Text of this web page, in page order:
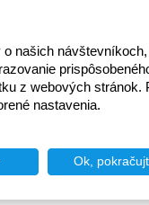
našich
z webových stránok.
nastavenia.
Ok,